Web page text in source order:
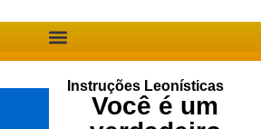
Instruções Leonísticas
Você é um